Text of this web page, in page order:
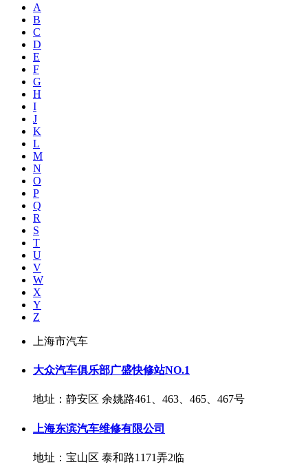
A
B
C
D
E
F
G
H
I
J
K
L
M
N
O
P
Q
R
S
T
U
V
W
X
Y
Z
上海市汽车
大众汽车俱乐部广盛快修站NO.1
地址：静安区 余姚路461、463、465、467号
上海东滨汽车维修有限公司
地址：宝山区 泰和路1171弄2临